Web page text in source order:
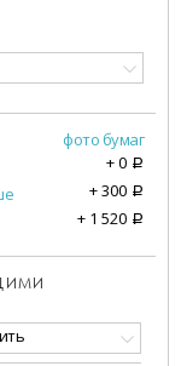
фото бумаг
+0 a
+300 a
+ 1 520 a